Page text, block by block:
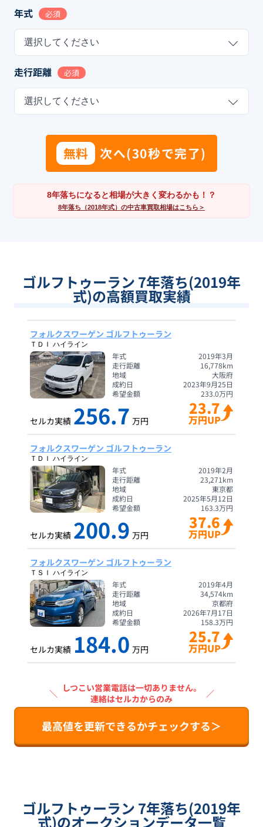
年式 必須
選択してください
走行距離 必須
選択してください
無料 次へ(30秒で完了)
8年落ちになると相場が大きく変わるかも！？
8年落ち（2018年式）の中古車買取相場はこちら＞
ゴルフトゥーラン 7年落ち(2019年
式)の高額買取実績
フォルクスワーゲン ゴルフトゥーラン
ＴＤＩ ハイライン
年式
2019年3月
走行距離
16,778km
地域
大阪府
成約日
2023年9月25日
希望金額
233.0万円
セルカ実績 256.7 万円
23.7
万円UP
フォルクスワーゲン ゴルフトゥーラン
ＴＤＩ ハイライン
年式
2019年2月
走行距離
23,271 km
地域
東京都
成約日
2025年5月12日
希望金額
163.3万円
セルカ実績 200.9 万円
37.6
万円UP
フォルクスワーゲン ゴルフトゥーラン
ＴＳＩ ハイライン
年式
2019年4月
走行距離
34,574km
地域
京都府
成約日
2026年7月17日
希望金額
158.3万円
セルカ実績 184.0 万円
25.7
万円UP
＼ しつこい営業電話は一切ありません。
連絡はセルカからのみ
／
最高値を更新できるかチェックする＞
ゴルフトゥーラン 7年落ち(2019年
式)のオークションデータ一覧